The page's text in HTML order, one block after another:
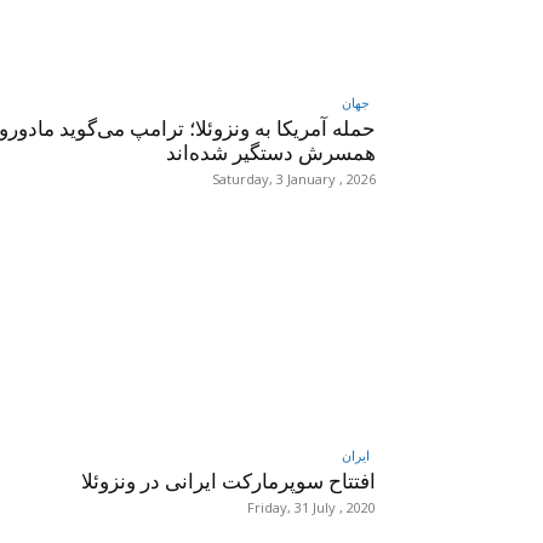
جهان
حمله آمریکا به ونزوئلا؛ ترامپ می‌گوید
همسرش دستگیر شده‌اند
Saturday, 3 January , 2026
ایران
افتتاح سوپرمارکت ایرانی در ونزوئلا
Friday, 31 July , 2020